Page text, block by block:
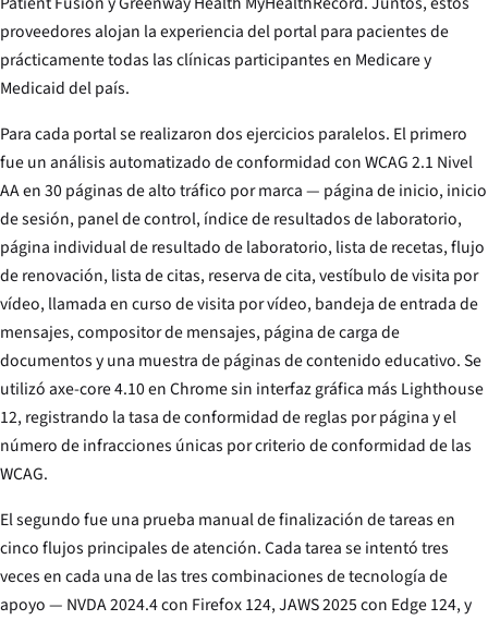
proveedores alojan la experiencia del portal para pacientes de
prácticamente todas las clínicas participantes en Medicare y
Medicaid del país.
Para cada portal se realizaron dos ejercicios paralelos. El primero
fue un análisis automatizado de conformidad con WCAG 2.1 Nivel
AA en 30 páginas de alto tráfico por marca — página de inicio, inicio
de sesión, panel de control, índice de resultados de laboratorio,
página individual de resultado de laboratorio, lista de recetas, flujo
de renovación, lista de citas, reserva de cita, vestíbulo de visita por
vídeo, llamada en curso de visita por vídeo, bandeja de entrada de
mensajes, compositor de mensajes, página de carga de
documentos y una muestra de páginas de contenido educativo. Se
utilizó axe-core 4.10 en Chrome sin interfaz gráfica más Lighthouse
12, registrando la tasa de conformidad de reglas por página y el
número de infracciones únicas por criterio de conformidad de las
WCAG.
El segundo fue una prueba manual de finalización de tareas en
cinco flujos principales de atención. Cada tarea se intentó tres
veces en cada una de las tres combinaciones de tecnología de
apoyo — NVDA 2024.4 con Firefox 124, JAWS 2025 con Edge 124, y